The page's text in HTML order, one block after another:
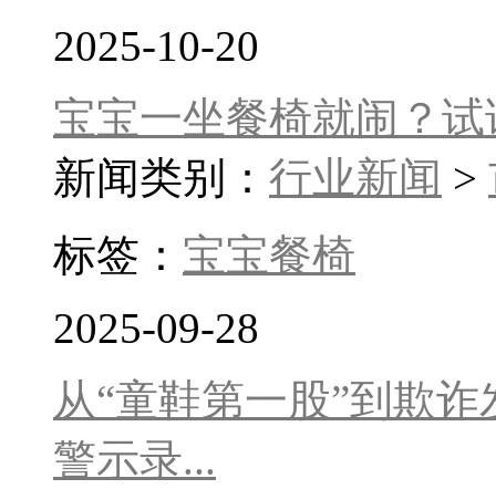
2025-10-20
宝宝一坐餐椅就闹？
新闻类别： 行业新闻 >
标签： 宝宝餐椅
2025-09-28
从“童鞋第一股”到欺
警示录...